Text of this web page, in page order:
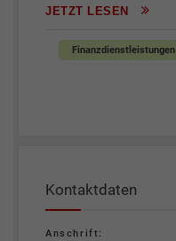
JETZT LESEN
Finanzdienstleistungen
Kontaktdaten
Anschrift: